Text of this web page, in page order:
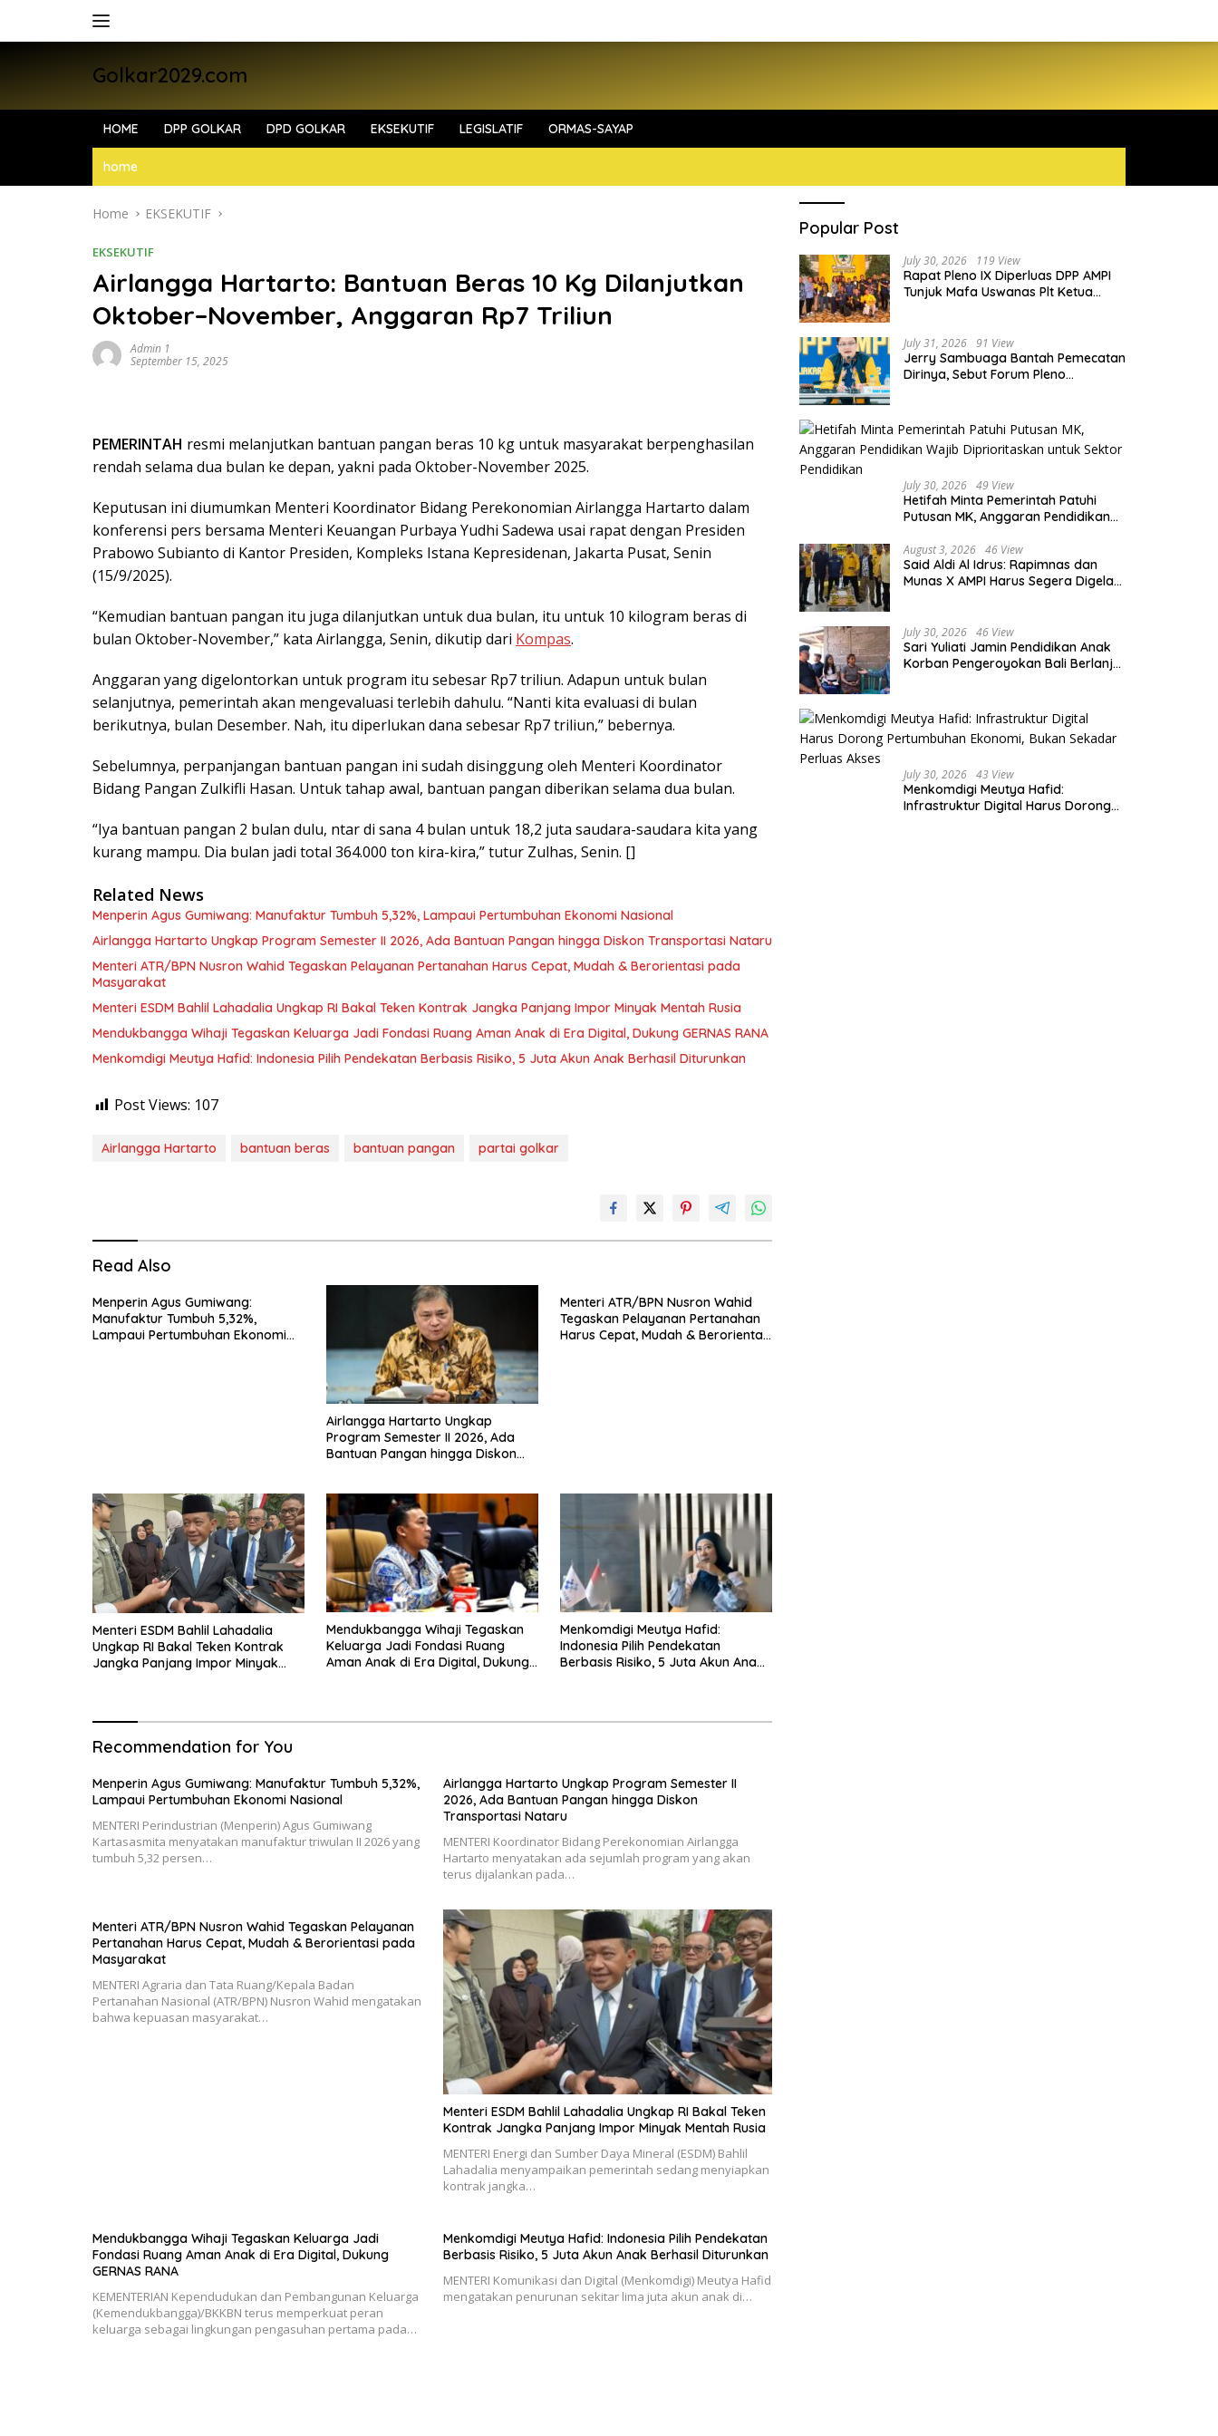
Golkar2029.com
HOME DPP GOLKAR DPD GOLKAR EKSEKUTIF LEGISLATIF ORMAS-SAYAP
home
Home EKSEKUTIF
EKSEKUTIF
Airlangga Hartarto: Bantuan Beras 10 Kg Dilanjutkan
Oktober–November, Anggaran Rp7 Triliun
Admin 1
September 15, 2025
PEMERINTAH resmi melanjutkan bantuan pangan beras 10 kg untuk masyarakat berpenghasilan
rendah selama dua bulan ke depan, yakni pada Oktober-November 2025.
Keputusan ini diumumkan Menteri Koordinator Bidang Perekonomian Airlangga Hartarto dalam
konferensi pers bersama Menteri Keuangan Purbaya Yudhi Sadewa usai rapat dengan Presiden
Prabowo Subianto di Kantor Presiden, Kompleks Istana Kepresidenan, Jakarta Pusat, Senin
(15/9/2025).
“Kemudian bantuan pangan itu juga dilanjutkan untuk dua bulan, itu untuk 10 kilogram beras di
bulan Oktober-November,” kata Airlangga, Senin, dikutip dari Kompas.
Anggaran yang digelontorkan untuk program itu sebesar Rp7 triliun. Adapun untuk bulan
selanjutnya, pemerintah akan mengevaluasi terlebih dahulu. “Nanti kita evaluasi di bulan
berikutnya, bulan Desember. Nah, itu diperlukan dana sebesar Rp7 triliun,” bebernya.
Sebelumnya, perpanjangan bantuan pangan ini sudah disinggung oleh Menteri Koordinator
Bidang Pangan Zulkifli Hasan. Untuk tahap awal, bantuan pangan diberikan selama dua bulan.
“Iya bantuan pangan 2 bulan dulu, ntar di sana 4 bulan untuk 18,2 juta saudara-saudara kita yang
kurang mampu. Dia bulan jadi total 364.000 ton kira-kira,” tutur Zulhas, Senin. []
Related News
Menperin Agus Gumiwang: Manufaktur Tumbuh 5,32%, Lampaui Pertumbuhan Ekonomi Nasional
Airlangga Hartarto Ungkap Program Semester II 2026, Ada Bantuan Pangan hingga Diskon Transportasi Nataru
Menteri ATR/BPN Nusron Wahid Tegaskan Pelayanan Pertanahan Harus Cepat, Mudah & Berorientasi pada
Masyarakat
Menteri ESDM Bahlil Lahadalia Ungkap RI Bakal Teken Kontrak Jangka Panjang Impor Minyak Mentah Rusia
Mendukbangga Wihaji Tegaskan Keluarga Jadi Fondasi Ruang Aman Anak di Era Digital, Dukung GERNAS RANA
Menkomdigi Meutya Hafid: Indonesia Pilih Pendekatan Berbasis Risiko, 5 Juta Akun Anak Berhasil Diturunkan
Post Views: 107
Airlangga Hartarto bantuan beras bantuan pangan partai golkar
Read Also
Menperin Agus Gumiwang:
Manufaktur Tumbuh 5,32%,
Lampaui Pertumbuhan Ekonomi
Airlangga Hartarto Ungkap
Program Semester II 2026, Ada
Bantuan Pangan hingga Diskon
Menteri ATR/BPN Nusron Wahid
Tegaskan Pelayanan Pertanahan
Harus Cepat, Mudah & Berorientasi
Menteri ESDM Bahlil Lahadalia
Ungkap RI Bakal Teken Kontrak
Jangka Panjang Impor Minyak
Mendukbangga Wihaji Tegaskan
Keluarga Jadi Fondasi Ruang
Aman Anak di Era Digital, Dukung
Menkomdigi Meutya Hafid:
Indonesia Pilih Pendekatan
Berbasis Risiko, 5 Juta Akun Anak
Recommendation for You
Menperin Agus Gumiwang: Manufaktur Tumbuh 5,32%,
Lampaui Pertumbuhan Ekonomi Nasional
MENTERI Perindustrian (Menperin) Agus Gumiwang
Kartasasmita menyatakan manufaktur triwulan II 2026 yang
tumbuh 5,32 persen…
Airlangga Hartarto Ungkap Program Semester II
2026, Ada Bantuan Pangan hingga Diskon
Transportasi Nataru
MENTERI Koordinator Bidang Perekonomian Airlangga
Hartarto menyatakan ada sejumlah program yang akan
terus dijalankan pada…
Menteri ATR/BPN Nusron Wahid Tegaskan Pelayanan
Pertanahan Harus Cepat, Mudah & Berorientasi pada
Masyarakat
MENTERI Agraria dan Tata Ruang/Kepala Badan
Pertanahan Nasional (ATR/BPN) Nusron Wahid mengatakan
bahwa kepuasan masyarakat…
Menteri ESDM Bahlil Lahadalia Ungkap RI Bakal Teken
Kontrak Jangka Panjang Impor Minyak Mentah Rusia
MENTERI Energi dan Sumber Daya Mineral (ESDM) Bahlil
Lahadalia menyampaikan pemerintah sedang menyiapkan
kontrak jangka…
Mendukbangga Wihaji Tegaskan Keluarga Jadi
Fondasi Ruang Aman Anak di Era Digital, Dukung
GERNAS RANA
KEMENTERIAN Kependudukan dan Pembangunan Keluarga
(Kemendukbangga)/BKKBN terus memperkuat peran
keluarga sebagai lingkungan pengasuhan pertama pada…
Menkomdigi Meutya Hafid: Indonesia Pilih Pendekatan
Berbasis Risiko, 5 Juta Akun Anak Berhasil Diturunkan
MENTERI Komunikasi dan Digital (Menkomdigi) Meutya Hafid
mengatakan penurunan sekitar lima juta akun anak di…
Popular Post
July 30, 2026 119 View
Rapat Pleno IX Diperluas DPP AMPI
Tunjuk Mafa Uswanas Plt Ketua
July 31, 2026 91 View
Jerry Sambuaga Bantah Pemecatan
Dirinya, Sebut Forum Pleno
July 30, 2026 49 View
Hetifah Minta Pemerintah Patuhi
Putusan MK, Anggaran Pendidikan
Pendidikan
August 3, 2026 46 View
Said Aldi Al Idrus: Rapimnas dan
Munas X AMPI Harus Segera Digelar
July 30, 2026 46 View
Sari Yuliati Jamin Pendidikan Anak
Korban Pengeroyokan Bali Berlanjut
July 30, 2026 43 View
Menkomdigi Meutya Hafid:
Infrastruktur Digital Harus Dorong